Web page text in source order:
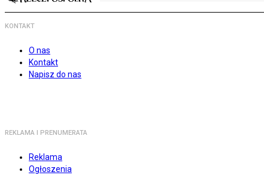
KONTAKT
O nas
Kontakt
Napisz do nas
REKLAMA I PRENUMERATA
Reklama
Ogłoszenia